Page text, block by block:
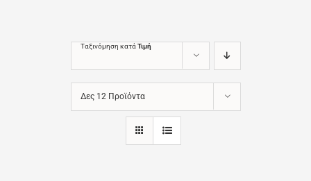
Ταξινόμηση κατά Τιμή
Δες 12 Προϊόντα